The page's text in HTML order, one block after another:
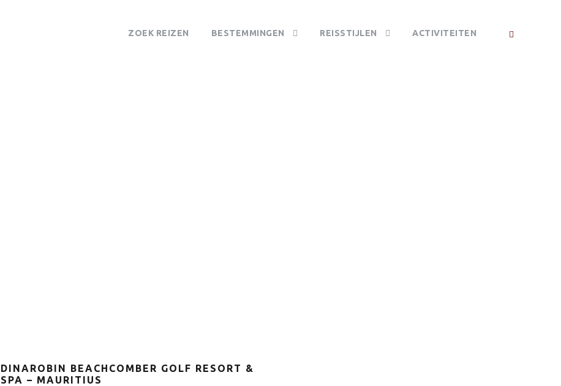
ZOEK REIZEN BESTEMMINGEN REISSTIJLEN ACTIVITEITEN
DINAROBIN BEACHCOMBER GOLF RESORT &
SPA – MAURITIUS